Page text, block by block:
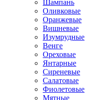
Шампань
Оливковые
Оранжевые
Вишневые
Изумрудные
Венге
Ореховые
Янтарные
Сиреневые
Салатовые
Фиолетовые
Мятные